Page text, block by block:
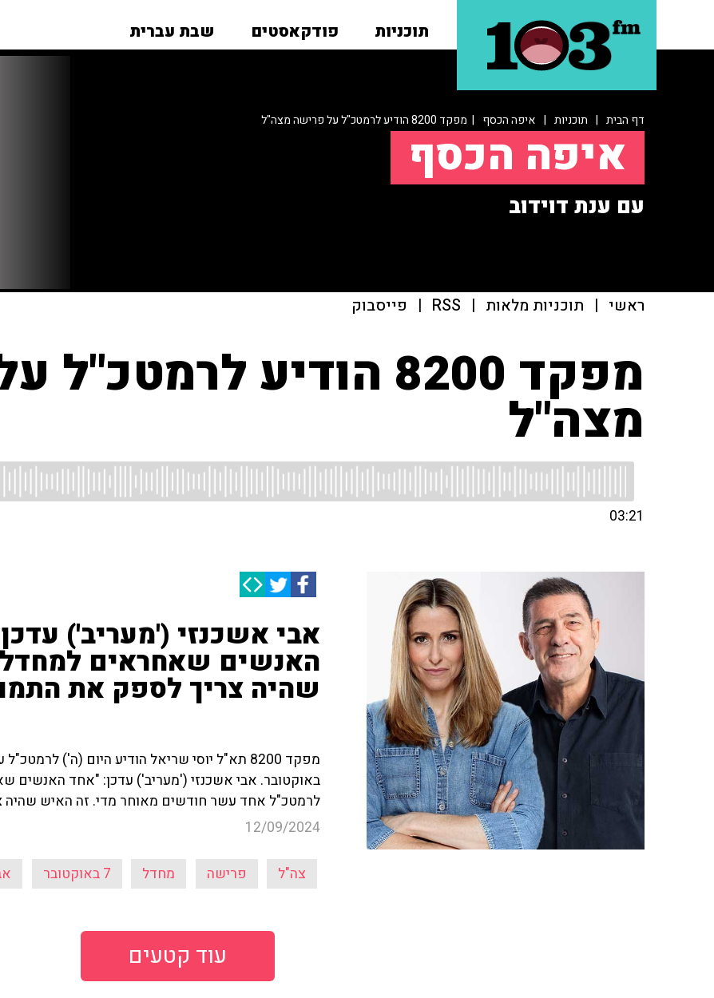
תוכניות פודקאסטים שבת עברית
דף הבית | תוכניות | איפה הכסף | מפקד 8200 הודיע לרמטכ"ל על פרישה מצה"ל
איפה הכסף
עם ענת דוידוב
ראשי | תוכניות מלאות |
RSS
| פייסבוק
מפקד 8200 הודיע
מצה"ל
03:21
אבי אשכנזי ('מעריב')
שהיה צריך לספק את
לרמטכ"ל אחד עשר חודשים מאוחר מדי. זה האיש שהיה
12/09/2024
צה"ל פרישה מחדל 7 באוקטובר
עוד קטעים